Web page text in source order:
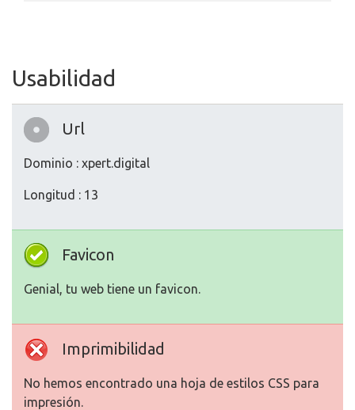
Usabilidad
Url
Dominio : xpert.digital
Longitud : 13
Favicon
Genial, tu web tiene un favicon.
Imprimibilidad
No hemos encontrado una hoja de estilos CSS para
impresión.